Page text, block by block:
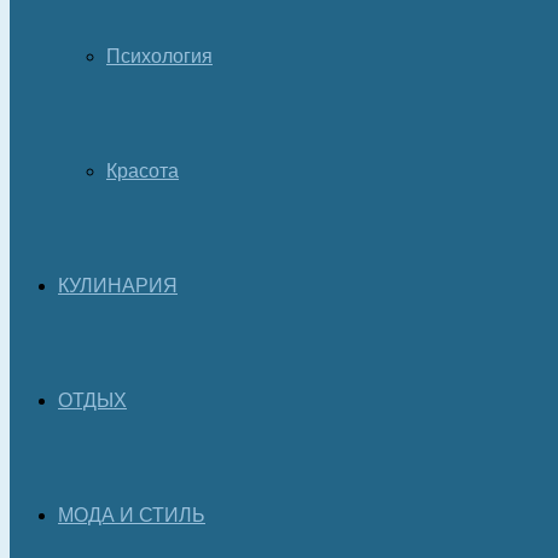
Психология
Красота
КУЛИНАРИЯ
ОТДЫХ
МОДА И СТИЛЬ